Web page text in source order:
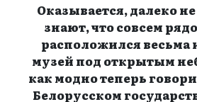
Оказывается, далеко
знают, что совсем
расположился весьма
музей под открытым
как модно теперь
Белорусском